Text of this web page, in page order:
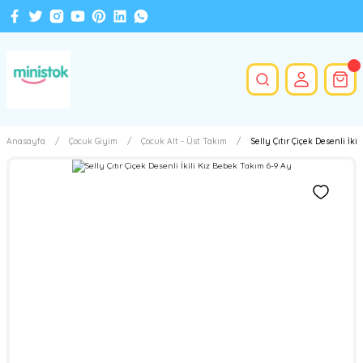
Anasayfa Çocuk Giyim Çocuk Alt - Üst Takım Selly Çıtır Çiçek Desenli